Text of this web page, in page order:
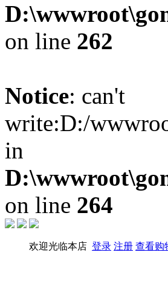
on line 262
Notice: can't
write:D:/
in
on line 264
欢迎光临本店 登录 注册 查看购